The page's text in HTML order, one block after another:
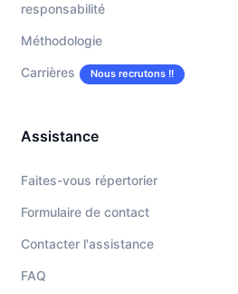
responsabilité
Méthodologie
Carrières Nous recrutons !!
Assistance
Faites-vous répertorier
Formulaire de contact
Contacter l'assistance
FAQ